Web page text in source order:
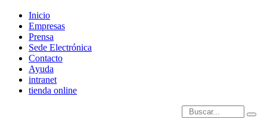
Inicio
Empresas
Prensa
Sede Electrónica
Contacto
Ayuda
intranet
tienda online
Introduce términos de